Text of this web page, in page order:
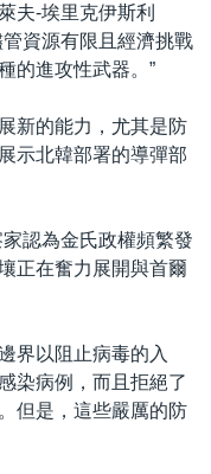
夫-埃里克伊斯利
管資源有限且經濟挑戰
的進攻性武器。”
新的能力，尤其是防
示北韓部署的導彈部
認為金氏政權頻繁發
正在奮力展開與首爾
界以阻止病毒的入
染病例，而且拒絕了
但是，這些嚴厲的防